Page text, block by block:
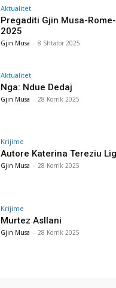
Aktualitet
Pregaditi Gjin Musa-
2025
Gjin Musa - 8 Shtator 2025
Aktualitet
Nga: Ndue Dedaj
Gjin Musa - 28 Korrik 2025
Krijime
Autore Katerina Tereziu
Gjin Musa - 28 Korrik 2025
Krijime
Murtez Asllani
Gjin Musa - 28 Korrik 2025